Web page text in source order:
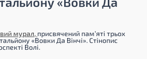
мурал, присвячений пам’яті трьох
«Вовки Да Вінчі». Стінопис
Волі.